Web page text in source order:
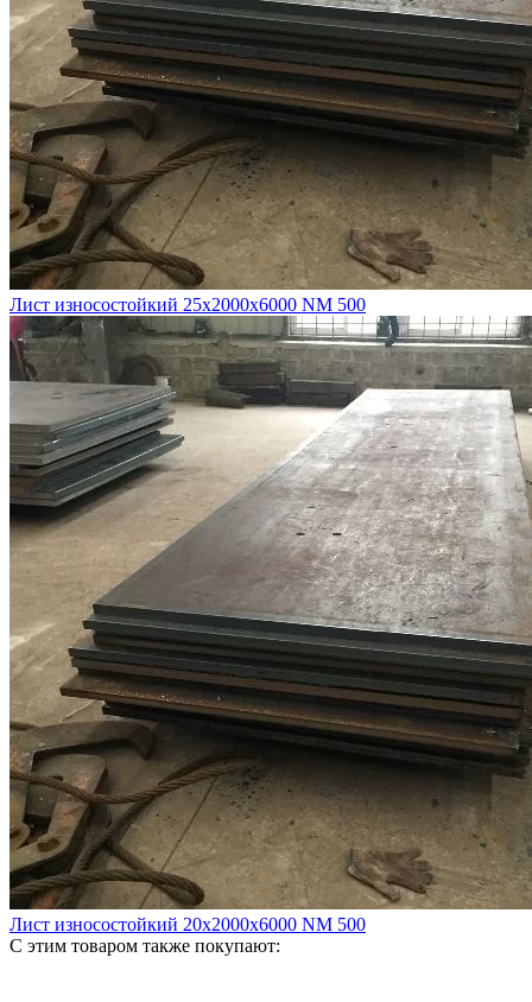
Лист износостойкий 25х2000х6000 NM 500
Лист износостойкий 20х2000х6000 NM 500
С этим товаром также покупают: